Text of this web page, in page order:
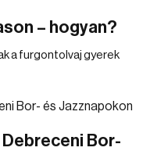
– hogyan?
a furgontolvaj gyerek
Bor-